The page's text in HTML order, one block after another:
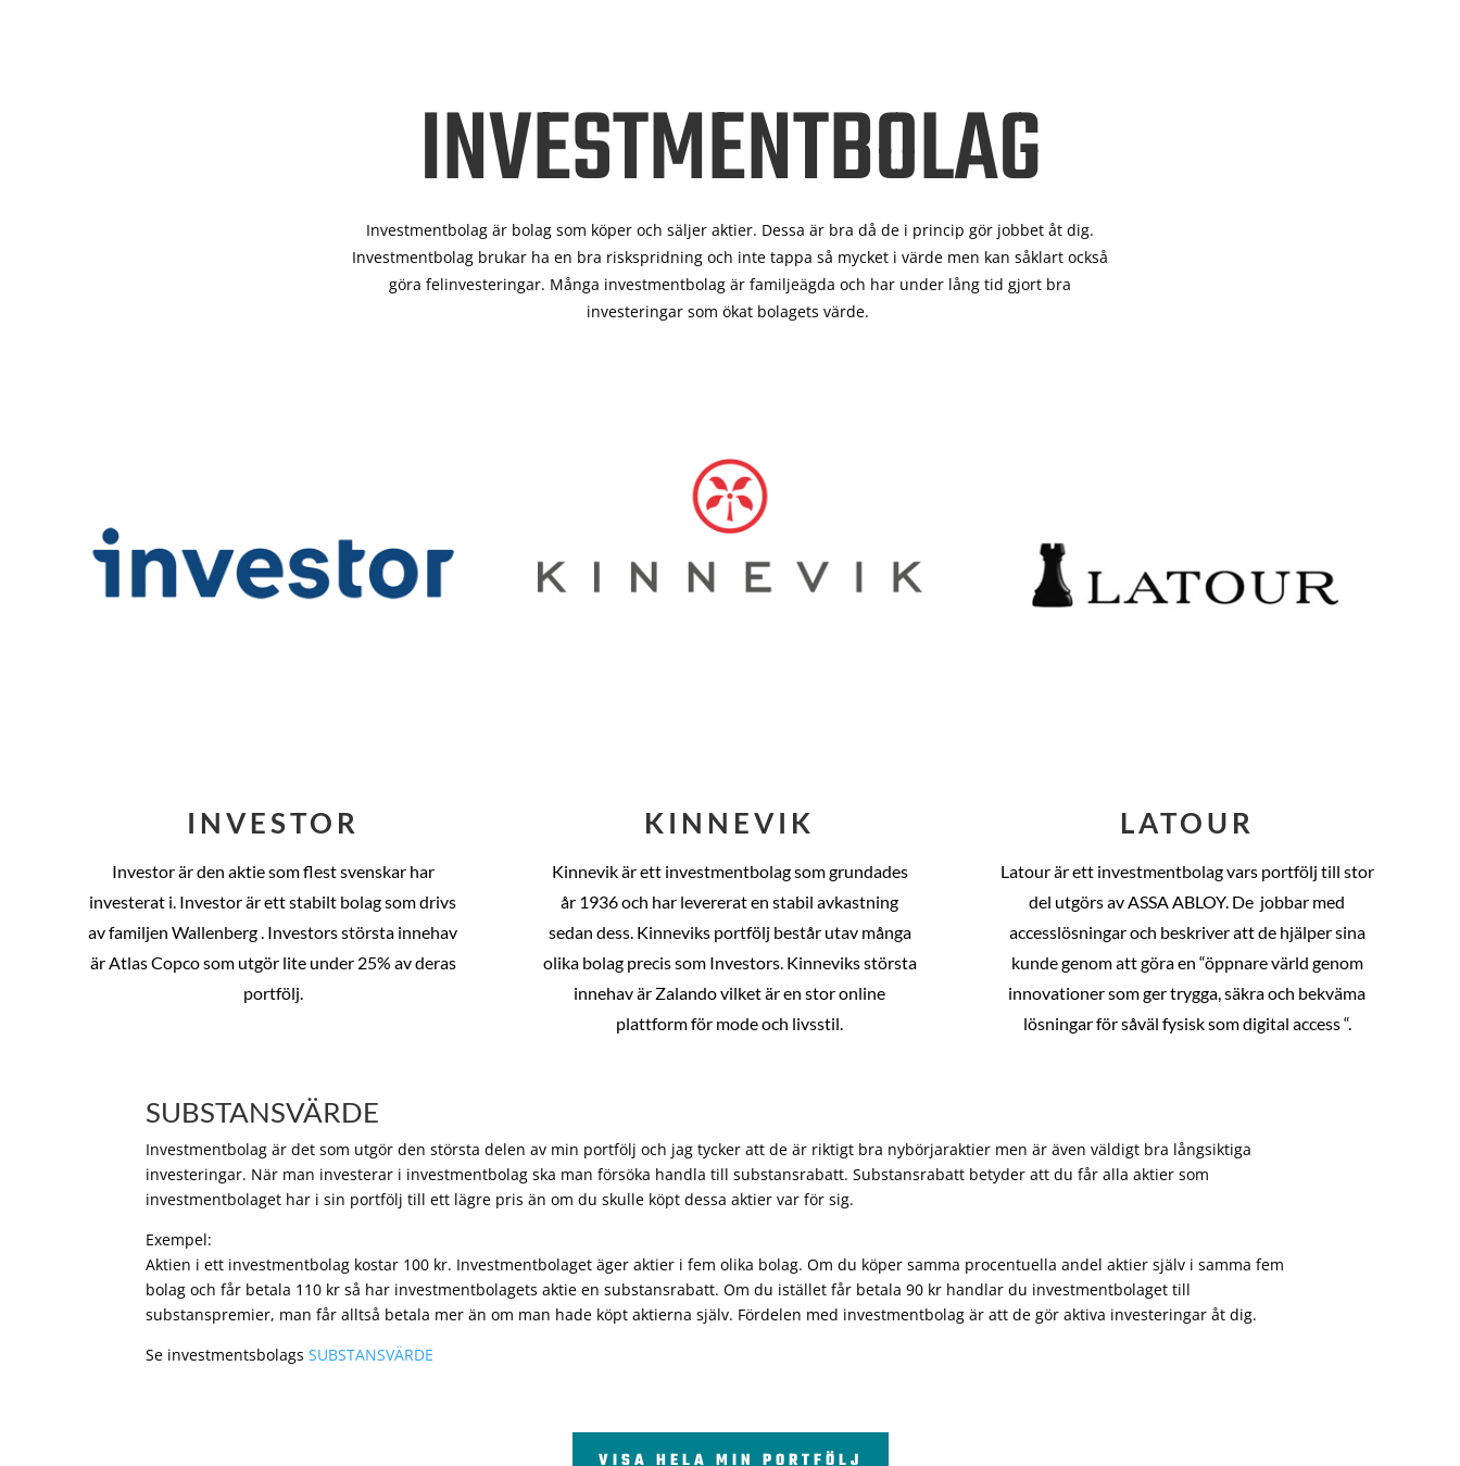
INVESTMENTBOLAG
Investmentbolag är bolag som köper och säljer aktier. Dessa är bra då de i princip gör jobbet åt dig.
Investmentbolag brukar ha en bra riskspridning och inte tappa så mycket i värde men kan såklart också
göra felinvesteringar. Många investmentbolag är familjeägda och har under lång tid gjort bra
investeringar som ökat bolagets värde.
INVESTOR
Investor är den aktie som flest svenskar har
investerat i. Investor är ett stabilt bolag som drivs
av familjen Wallenberg . Investors största innehav
är Atlas Copco som utgör lite under 25% av deras
portfölj.
KINNEVIK
Kinnevik är ett investmentbolag som grundades
år 1936 och har levererat en stabil avkastning
sedan dess. Kinneviks portfölj består utav många
olika bolag precis som Investors. Kinneviks största
innehav är Zalando vilket är en stor online
plattform för mode och livsstil.
LATOUR
Latour är ett investmentbolag vars portfölj till stor
del utgörs av ASSA ABLOY. De jobbar med
accesslösningar och beskriver att de hjälper sina
kunde genom att göra en “öppnare värld genom
innovationer som ger trygga, säkra och bekväma
lösningar för såväl fysisk som digital access “.
SUBSTANSVÄRDE
Investmentbolag är det som utgör den största delen av min portfölj och jag tycker att de är riktigt bra nybörjaraktier men är även väldigt bra långsiktiga
investeringar. När man investerar i investmentbolag ska man försöka handla till substansrabatt. Substansrabatt betyder att du får alla aktier som
investmentbolaget har i sin portfölj till ett lägre pris än om du skulle köpt dessa aktier var för sig.
Exempel:
Aktien i ett investmentbolag kostar 100 kr. Investmentbolaget äger aktier i fem olika bolag. Om du köper samma procentuella andel aktier själv i samma fem
bolag och får betala 110 kr så har investmentbolagets aktie en substansrabatt. Om du istället får betala 90 kr handlar du investmentbolaget till
substanspremier, man får alltså betala mer än om man hade köpt aktierna själv. Fördelen med investmentbolag är att de gör aktiva investeringar åt dig.
Se investmentsbolagsSUBSTANSVÄRDE
VISA HELA MIN PORTFÖLJ